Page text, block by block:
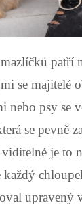
patří
se majitelé
nebo psy se
se pevně
je to
každý
upravený